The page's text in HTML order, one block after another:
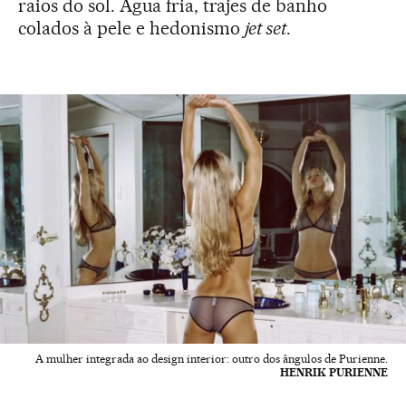
raios do sol. Água fria, trajes de banho
colados à pele e hedonismo jet set.
A mulher integrada ao design interior: outro dos ângulos de Purienne.
HENRIK PURIENNE